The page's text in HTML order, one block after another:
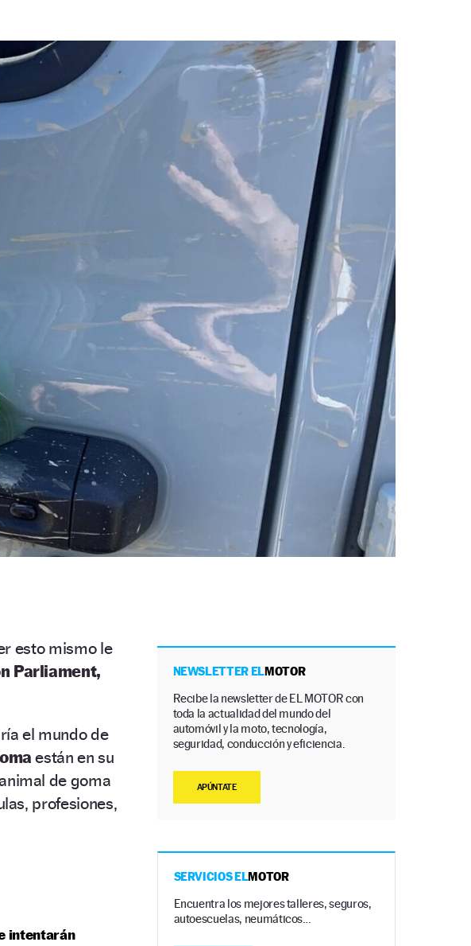
esto mismo le
Parliament,
el mundo de
están en su
de goma
profesiones,
intentarán
NEWSLETTER ELMOTOR
Recibe la newsletter de EL MOTOR con
toda la actualidad del mundo del
automóvil y la moto, tecnología,
seguridad, conducción y eficiencia.
APÚNTATE
SERVICIOS ELMOTOR
Encuentra los mejores talleres, seguros,
autoescuelas, neumáticos…